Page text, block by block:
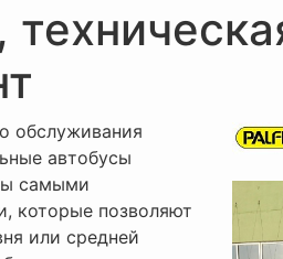
обслуживания
автобусы
самыми
которые позволяют
или средней